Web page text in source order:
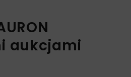
aukcjami